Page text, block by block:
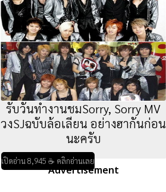
รับวันทำงานชมSorry, Sorry MV
วงSJฉบับล้อเลียน อย่างฮากันก่อน
นะครับ
เปิดอ่าน 8,945 ☕ คลิกอ่านเลย
Advertisement